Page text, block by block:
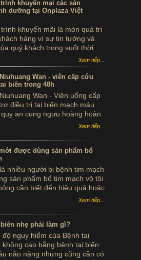
khuyến mại các sản
dưỡng tại Onplaza Việt
khuyến mãi là món quà tri
hàng vì sự tin tưởng và
quý khách trong suốt thời
Xem tiếp...
Wan - viên cấp cứu
biến trong 48h
Wan - Viên uống cấp
điều trị tai biến mạch máu
an cung ngưu hoàng hoàn
xanh bắc kinh đồng nhân
Xem tiếp...
được dùng sản phẩm bổ
nhiều người bị bệnh tim mạch
sản phẩm bổ tim mạch vô tội
cần biết đến hiệu quả hoặc
của sản phẩm. Vậy bệnh nhân
Xem tiếp...
nhẹ phải làm gì?
độ nguy hiểm của Bệnh tai
không cao bằng bệnh tai biến
não nặng nhưng cũng cần có